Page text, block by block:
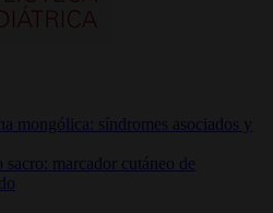
mongólica: síndromes asociados y
marcador cutáneo de